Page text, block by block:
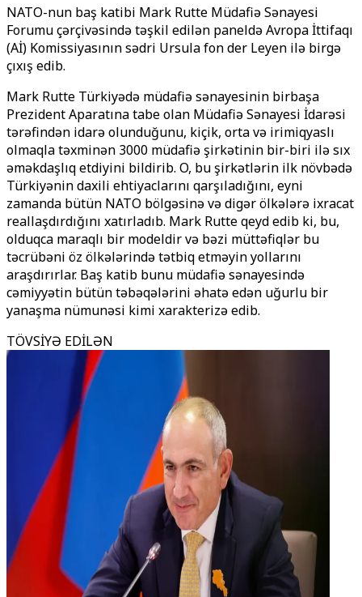
NATO-nun baş katibi Mark Rutte Müdafiə Sənayesi
Forumu çərçivəsində təşkil edilən paneldə Avropa İttifaqı
(Aİ) Komissiyasının sədri Ursula fon der Leyen ilə birgə
çıxış edib.
Mark Rutte Türkiyədə müdafiə sənayesinin birbaşa
Prezident Aparatına tabe olan Müdafiə Sənayesi İdarəsi
tərəfindən idarə olunduğunu, kiçik, orta və irimiqyaslı
olmaqla təxminən 3000 müdafiə şirkətinin bir-biri ilə sıx
əməkdaşlıq etdiyini bildirib. O, bu şirkətlərin ilk növbədə
Türkiyənin daxili ehtiyaclarını qarşıladığını, eyni
zamanda bütün NATO bölgəsinə və digər ölkələrə ixracat
reallaşdırdığını xatırladıb. Mark Rutte qeyd edib ki, bu,
olduqca maraqlı bir modeldir və bəzi müttəfiqlər bu
təcrübəni öz ölkələrində tətbiq etməyin yollarını
araşdırırlar. Baş katib bunu müdafiə sənayesində
cəmiyyətin bütün təbəqələrini əhatə edən uğurlu bir
yanaşma nümunəsi kimi xarakterizə edib.
TÖVSİYƏ EDİLƏN